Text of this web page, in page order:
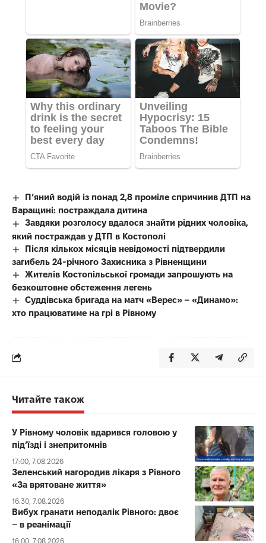
П’яний водій із понад 2,8 проміле спричинив ДТП на
Варащині: постраждала дитина
Завдяки розголосу вдалося знайти рідних чоловіка,
який постраждав у ДТП в Костополі
Після кількох місяців невідомості підтвердили
загибель 24-річного Захисника з Рівненщини
Жителів Костопільської громади запрошують на
безкоштовне обстеження легень
Суддівська бригада на матч «Верес» – «Динамо»:
хто працюватиме на грі в Рівному
Читайте також
У Рівному чоловік вдарився головою у
під’їзді і знепритомнів
17:00, 7.08.2026
Зеленський нагородив лікаря з Рівного
«За врятоване життя»
16:30, 7.08.2026
Вибух гранати неподалік Рівного: двоє
– в реанімації
16:00, 7.08.2026